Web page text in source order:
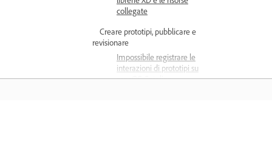
collegate
Creare prototipi, pubblicare e
revisionare
Impossibile registrare le
interazioni di prototipi su
macOS Catalina